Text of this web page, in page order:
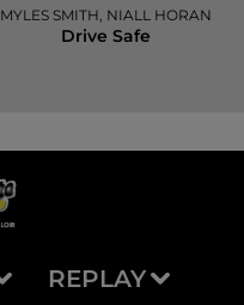
MYLES SMITH, NIALL HORAN
Drive Safe
REPLAY